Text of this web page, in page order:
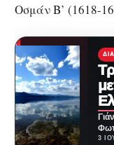
Οσμάν Β’ (1618-
3